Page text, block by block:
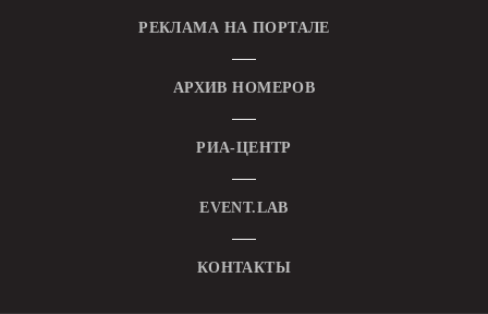
РЕКЛАМА НА ПОРТАЛЕ
АРХИВ НОМЕРОВ
РИА-ЦЕНТР
EVENT.LAB
КОНТАКТЫ